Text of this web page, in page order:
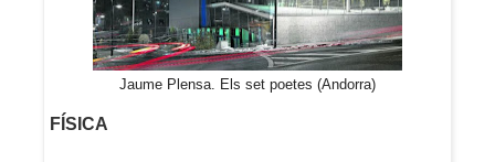
Jaume Plensa. Els set poetes (Andorra)
FÍSICA